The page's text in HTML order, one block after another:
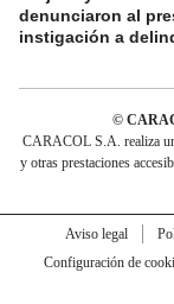
denunciaron al
instigación a
©
CARACOL S.A. realiza
y otras prestaciones
Aviso legal
Configuración de